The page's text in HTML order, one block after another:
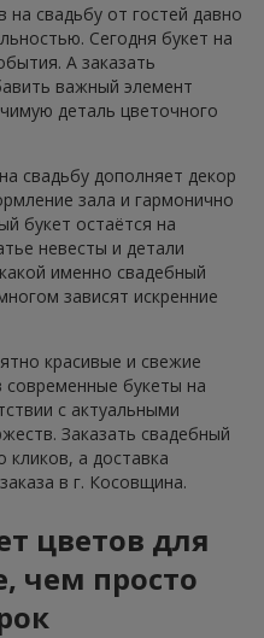
на свадьбу от гостей давно
Сегодня букет на
А заказать
важный элемент
деталь цветочного
свадьбу дополняет декор
зала и гармонично
букет остаётся на
невесты и детали
именно свадебный
зависят искренние
красивые и свежие
букеты на
с актуальными
Заказать свадебный
кликов, а доставка
в г. Косовщина.
цветов для
чем просто